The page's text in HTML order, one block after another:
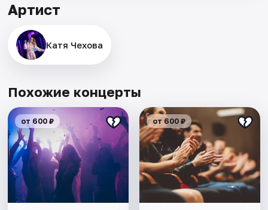
Артист
Катя Чехова
Похожие концерты
от 600 ₽ от 600 ₽